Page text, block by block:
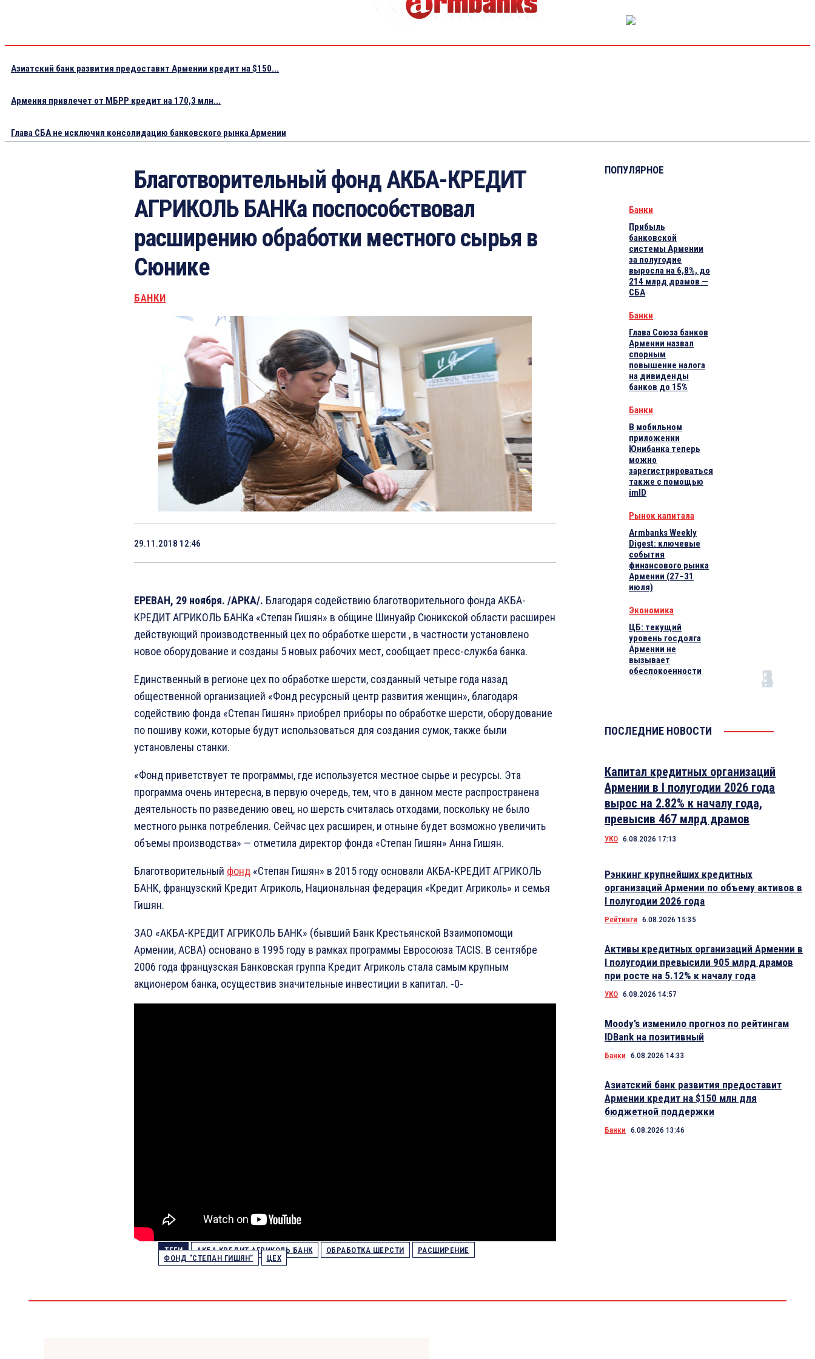
Азиатский банк развития предоставит Армении кредит на $150...
Армения привлечет от МБРР кредит на 170,3 млн...
Глава СБА не исключил консолидацию банковского рынка Армении
Благотворительный фонд АКБА-КРЕДИТ
АГРИКОЛЬ БАНКа поспособствовал
расширению обработки местного сырья в
Сюнике
БАНКИ
29.11.2018 12:46
ЕРЕВАН, 29 ноября. /АРКА/. Благодаря содействию благотворительного фонда АКБА-
КРЕДИТ АГРИКОЛЬ БАНКа «Степан Гишян» в общине Шинуайр Сюникской области расширен
действующий производственный цех по обработке шерсти , в частности установлено
новое оборудование и созданы 5 новых рабочих мест, сообщает пресс-служба банка.
Единственный в регионе цех по обработке шерсти, созданный четыре года назад
общественной организацией «Фонд ресурсный центр развития женщин», благодаря
содействию фонда «Степан Гишян» приобрел приборы по обработке шерсти, оборудование
по пошиву кожи, которые будут использоваться для создания сумок, также были
установлены станки.
«Фонд приветствует те программы, где используется местное сырье и ресурсы. Эта
программа очень интересна, в первую очередь, тем, что в данном месте распространена
деятельность по разведению овец, но шерсть считалась отходами, поскольку не было
местного рынка потребления. Сейчас цех расширен, и отныне будет возможно увеличить
объемы производства» — отметила директор фонда «Степан Гишян» Анна Гишян.
Благотворительный фонд «Степан Гишян» в 2015 году основали АКБА-КРЕДИТ АГРИКОЛЬ
БАНК, французский Кредит Агриколь, Национальная федерация «Кредит Агриколь» и семья
Гишян.
ЗАО «АКБА-КРЕДИТ АГРИКОЛЬ БАНК» (бывший Банк Крестьянской Взаимопомощи
Армении, ACBA) основано в 1995 году в рамках программы Евросоюза TACIS. В сентябре
2006 года французская Банковская группа Кредит Агриколь стала самым крупным
акционером банка, осуществив значительные инвестиции в капитал. -0-
ТЕГИ АКБА КРЕДИТ АГРИКОЛЬ БАНК ОБРАБОТКА ШЕРСТИ
РАСШИРЕНИЕ
ФОНД "СТЕПАН ГИШЯН"
ЦЕХ
ПОПУЛЯРНОЕ
Банки
Прибыль
банковской
системы Армении
за полугодие
выросла на 6,8%, до
214 млрд драмов —
СБА
Банки
Глава Союза банков
Армении назвал
спорным
повышение налога
на дивиденды
банков до 15%
Банки
В мобильном
приложении
Юнибанка теперь
можно
зарегистрироваться
также с помощью
imID
Рынок капитала
Armbanks Weekly
Digest: ключевые
события
финансового рынка
Армении (27–31
июля)
Экономика
ЦБ: текущий
уровень госдолга
Армении не
вызывает
обеспокоенности
ПОСЛЕДНИЕ НОВОСТИ
Капитал кредитных организаций
Армении в I полугодии 2026 года
вырос на 2.82% к началу года,
превысив 467 млрд драмов
УКО 6.08.2026 17:13
Рэнкинг крупнейших кредитных
организаций Армении по объему активов в
I полугодии 2026 года
Рейтинги 6.08.2026 15:35
Активы кредитных организаций Армении в
I полугодии превысили 905 млрд драмов
при росте на 5.12% к началу года
УКО 6.08.2026 14:57
Moody’s изменило прогноз по рейтингам
IDBank на позитивный
Банки 6.08.2026 14:33
Азиатский банк развития предоставит
Армении кредит на $150 млн для
бюджетной поддержки
Банки 6.08.2026 13:46